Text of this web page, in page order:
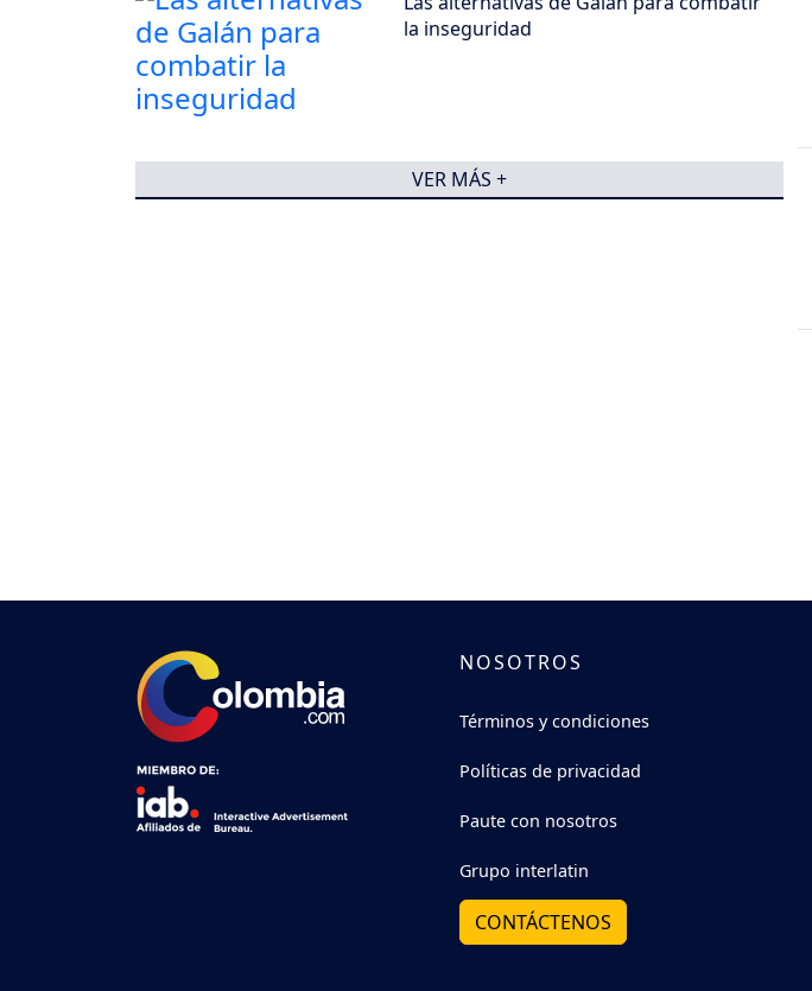
la inseguridad
VER MÁS +
NOSOTROS
Términos y condiciones
Políticas de privacidad
Paute con nosotros
Grupo interlatin
CONTÁCTENOS